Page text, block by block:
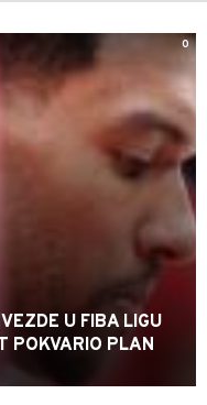
0
U FIBA LIGU
POKVARIO PLAN